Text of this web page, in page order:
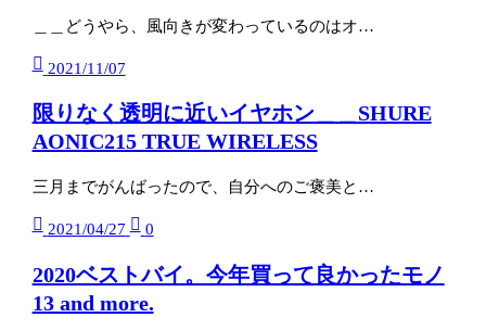
＿＿どうやら、風向きが変わっているのはオ…
2021/11/07
限りなく透明に近いイヤホン＿＿SHURE
AONIC215 TRUE WIRELESS
三月までがんばったので、自分へのご褒美と…
2021/04/27 0
2020ベストバイ。今年買って良かったモノ
13 and more.